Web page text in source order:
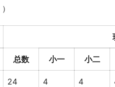
总数 小一 小二
24 4 4